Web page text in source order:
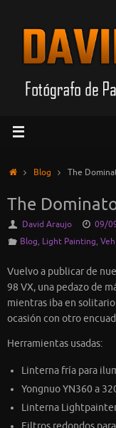
contenido
InicioBlog The
The
David Araujo
09/
Blog, Light Painting,
Vuelvoa publicar de
98 VX, una pedazo de
mientras iba en solitario
ocasión con otro
Herramientas usadas:
Linterna fría para
Yongnuo YN360 a
Linterna